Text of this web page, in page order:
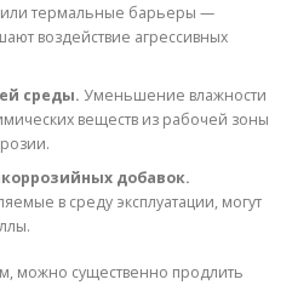
или термальные барьеры —
воздействие агрессивных
среды. Уменьшение влажности
веществ из рабочей зоны
добавок.
в среду эксплуатации, могут
можно существенно продлить